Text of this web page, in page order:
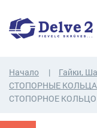
Начало
Гайки,
СТОПОРНЫЕ КОЛЬЦА
СТОПОРНОЕ